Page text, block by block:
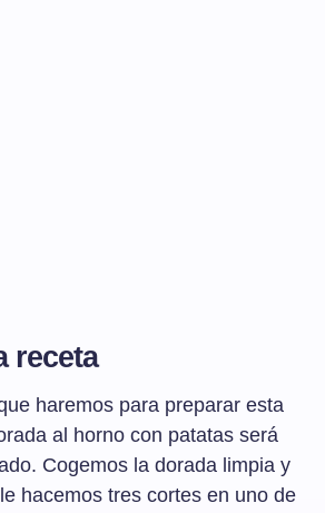
receta
haremos para preparar esta
al horno con patatas será
Cogemos la dorada limpia y
hacemos tres cortes en uno de